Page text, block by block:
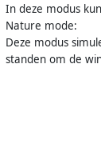
In deze modus
Nature mode:
Deze modus
standen om de